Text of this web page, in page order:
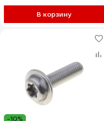
В корзину
-10%